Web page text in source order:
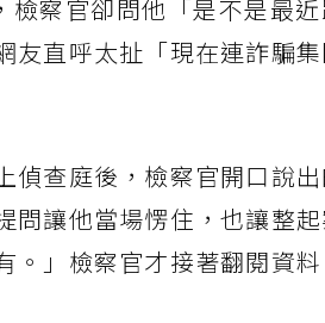
察官卻問他「是不是最
友直呼太扯「現在連詐騙
偵查庭後，檢察官開口說
問讓他當場愣住，也讓整
。」檢察官才接著翻閱資